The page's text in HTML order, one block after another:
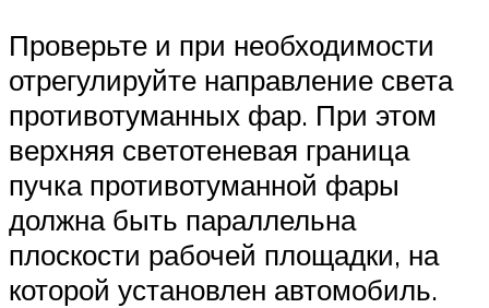
Проверьте и при необходимости
отрегулируйте направление света
противотуманных фар. При этом
верхняя светотеневая граница
пучка противотуманной фары
должна быть параллельна
плоскости рабочей площадки, на
которой установлен автомобиль.